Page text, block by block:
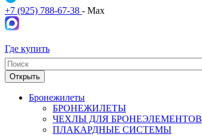
+7 (925) 788-67-38 - Max
Где купить
Открыть
Бронежилеты
БРОНЕЖИЛЕТЫ
ЧЕХЛЫ ДЛЯ БРОНЕЭЛЕМЕНТОВ
ПЛАКАРДНЫЕ СИСТЕМЫ